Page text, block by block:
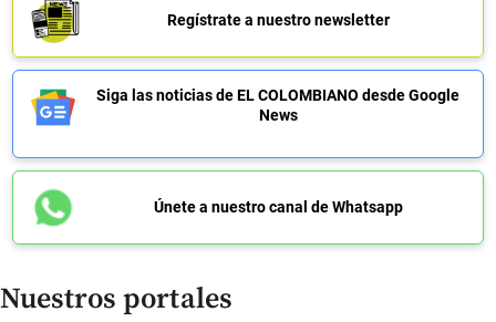
Regístrate a nuestro newsletter
Siga las noticias de EL COLOMBIANO desde Google
News
Únete a nuestro canal de Whatsapp
Nuestros portales